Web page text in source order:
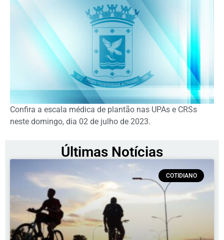
Confira a escala médica de plantão nas UPAs e CRSs
neste domingo, dia 02 de julho de 2023.
Últimas Notícias
COTIDIANO